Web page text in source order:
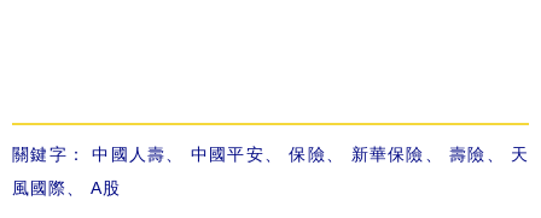
關鍵字：中國人壽 中國平安 、保險 新華保險 、壽險
天
風國際
A股